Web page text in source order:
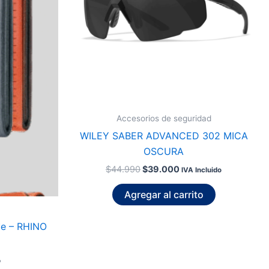
– RHINO
Accesorios de seguridad
WILEY SABER ADVANCED 302 MICA
OSCURA
$44.990$39.000 IVA Incluido
Agregar al carrito